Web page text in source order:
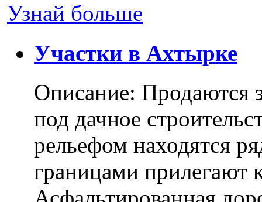
Узнай больше
Участки в Ахтырке
Описание: Продаются
под дачное
рельефом находятся
границами прилегают